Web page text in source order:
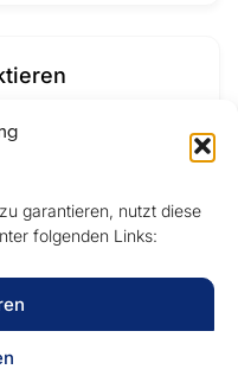
garantieren, nutzt diese
folgenden Links: